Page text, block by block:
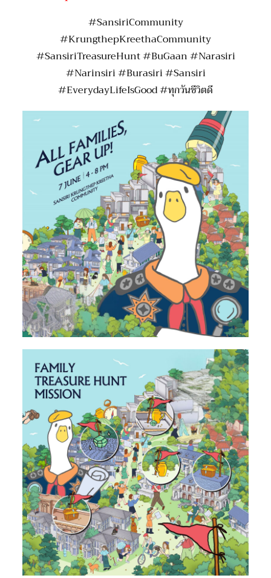
#SansiriCommunity
#KrungthepKreethaCommunity
#SansiriTreasureHunt #BuGaan #Narasiri
#Narinsiri #Burasiri #Sansiri
#EverydayLifeIsGood #ทุกวันชีวิตดี